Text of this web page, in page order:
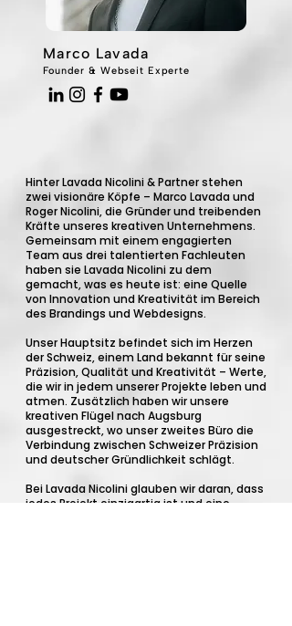
Marco Lavada
Founder & Webseit Experte
Hinter Lavada Nicolini & Partner stehen
zwei visionäre Köpfe – Marco Lavada und
Roger Nicolini, die Gründer und treibenden
Kräfte unseres kreativen Unternehmens.
Gemeinsam mit einem engagierten
Team aus drei talentierten Fachleuten
haben sie Lavada Nicolini zu dem
gemacht, was es heute ist: eine Quelle
von Innovation und Kreativität im Bereich
des Brandings und Webdesigns.
Unser Hauptsitz befindet sich im Herzen
der Schweiz, einem Land bekannt für seine
Präzision, Qualität und Kreativität – Werte,
die wir in jedem unserer Projekte leben und
atmen. Zusätzlich haben wir unsere
kreativen Flügel nach Augsburg
ausgestreckt, wo unser zweites Büro die
Verbindung zwischen Schweizer Präzision
und deutscher Gründlichkeit schlägt.
Bei Lavada Nicolini glauben wir daran, dass
jedes Projekt einzigartig ist und eine